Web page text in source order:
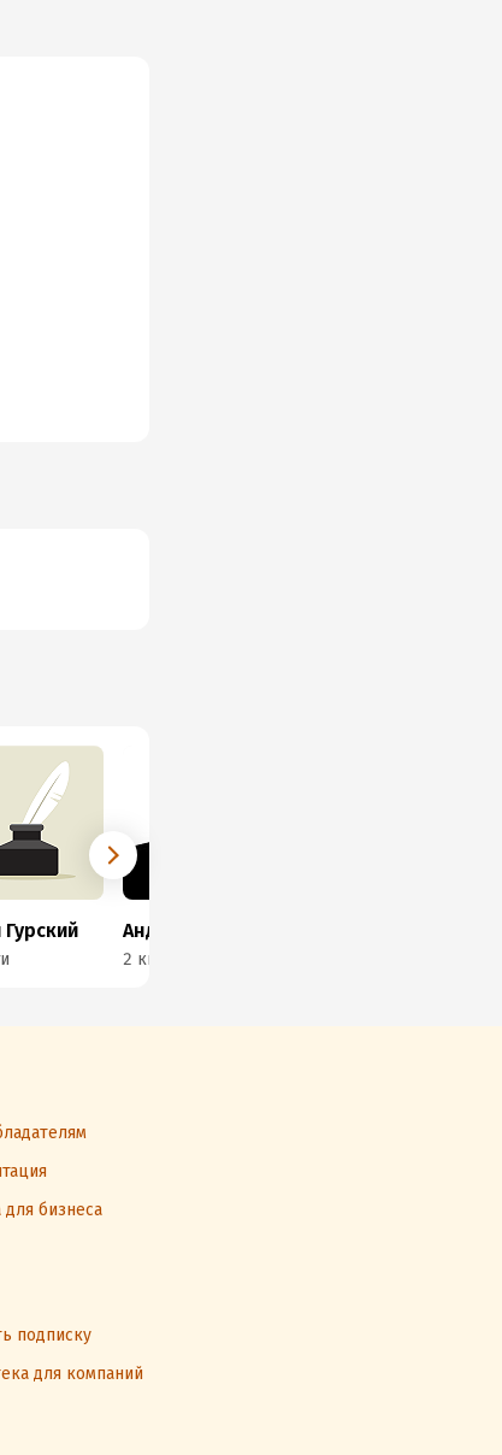
Андрей Орлов
2 книги
для бизнеса
подписку
для компаний